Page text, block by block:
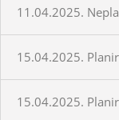
11.04.2025.
15.04.2025.
15.04.2025.